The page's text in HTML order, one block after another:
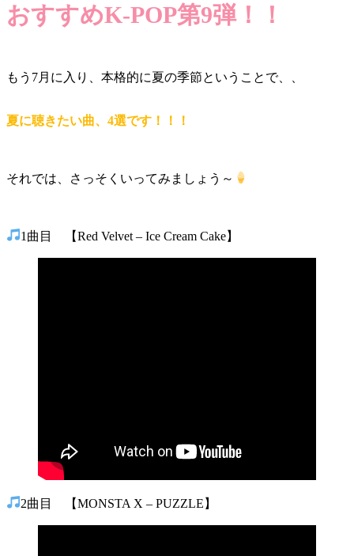
おすすめK-POP第9弾！！
もう7月に入り、本格的に夏の季節ということで、、
夏に聴きたい曲、4選です！！！
それでは、さっそくいってみましょう～
1曲目 【Red Velvet – Ice Cream Cake】
2曲目 【MONSTA X – PUZZLE】